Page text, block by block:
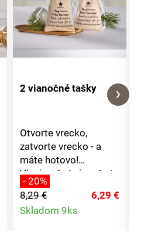
2 vianočné tašky
Otvorte vrecko,
zatvorte vrecko - a
máte hotovo!
Viacjazyčné vianočné
priania sú súčasťou.
- 20%
8,29 €
6,29 €
Skladom 9ks
Detail